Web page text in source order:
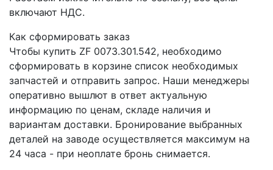
включают НДС.
Как сформировать заказ
Чтобы купить ZF 0073.301.542, необходимо
сформировать в корзине список необходимых
запчастей и отправить запрос. Наши менеджеры
оперативно вышлют в ответ актуальную
информацию по ценам, складе наличия и
вариантам доставки. Бронирование выбранных
деталей на заводе осуществляется максимум на
24 часа - при неоплате бронь снимается.